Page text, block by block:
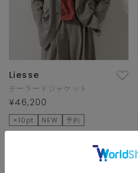
Liesse
テーラードジャケット
¥46,200
×10pt NEW 予約